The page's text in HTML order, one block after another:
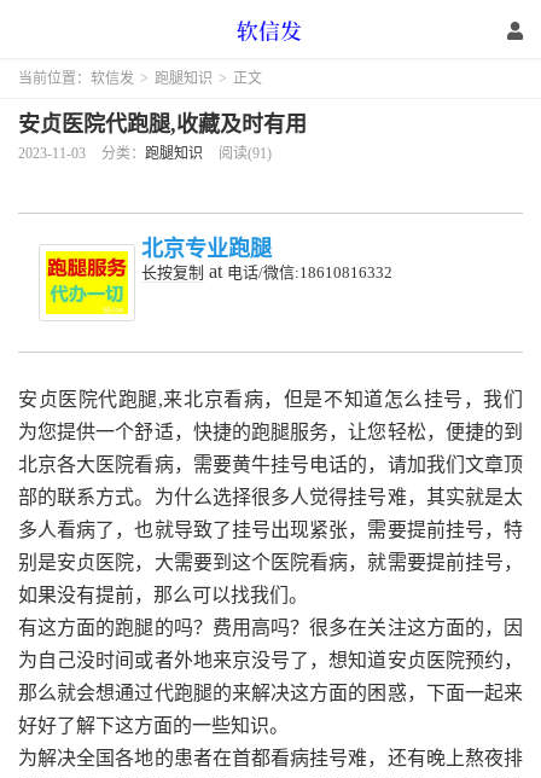
当前位置： 软信发 > 跑腿知识 > 正文
安贞医院代跑腿,收藏及时有用
2023-11-03 分类： 跑腿知识 阅读(91)
北京专业跑腿
长按复制 at 电话/微信:18610816332
安贞医院代跑腿,来北京看病，但是不知道怎么挂号，我们
为您提供一个舒适，快捷的跑腿服务，让您轻松，便捷的到
北京各大医院看病，需要黄牛挂号电话的，请加我们文章顶
部的联系方式。为什么选择很多人觉得挂号难，其实就是太
多人看病了，也就导致了挂号出现紧张，需要提前挂号，特
别是安贞医院，大需要到这个医院看病，就需要提前挂号，
如果没有提前，那么可以找我们。
有这方面的跑腿的吗？费用高吗？很多在关注这方面的，因
为自己没时间或者外地来京没号了，想知道安贞医院预约，
那么就会想通过代跑腿的来解决这方面的困惑，下面一起来
好好了解下这方面的一些知识。
为解决全国各地的患者在首都看病挂号难，还有晚上熬夜排